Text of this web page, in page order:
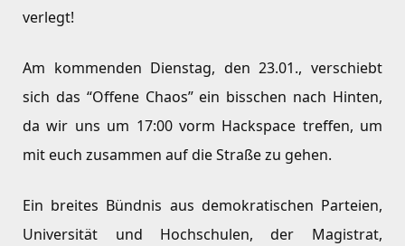
verlegt!
Am kommenden Dienstag, den 23.01., verschiebt
sich das “Offene Chaos” ein bisschen nach Hinten,
da wir uns um 17:00 vorm Hackspace treffen, um
mit euch zusammen auf die Straße zu gehen.
Ein breites Bündnis aus demokratischen Parteien,
Universität und Hochschulen, der Magistrat,